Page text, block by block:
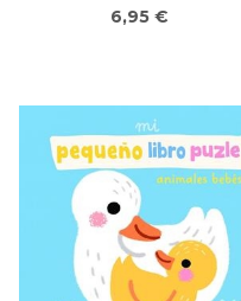
6,95 €